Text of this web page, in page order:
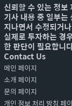
신뢰할 수 있는 정
기사 내용 중 일부는
지나면서 수정되거
실제로 투자하는 경
한 판단이 필요합니
Contact Us
메인 페이지
소개 페이지
문의 페이지
개인 정보 처리 방침 페